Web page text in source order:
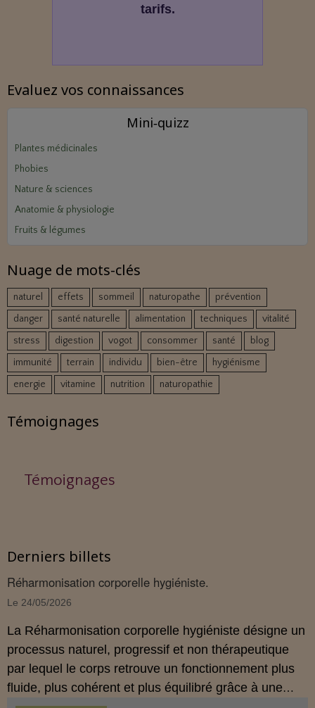
tarifs.
Evaluez vos connaissances
Mini‑quizz
Plantes médicinales
Phobies
Nature & sciences
Anatomie & physiologie
Fruits & légumes
Nuage de mots-clés
naturel effets sommeil naturopathe
prévention
danger
santé naturelle alimentation techniques
vitalité
stress
digestion vogot consommer santé
blog
immunité
terrain individu bien-être
hygiénisme
energie
vitamine nutrition naturopathie
Témoignages
Témoignages
Derniers billets
Réharmonisation corporelle hygiéniste.
Le 24/05/2026
La Réharmonisation corporelle hygiéniste désigne un
processus naturel, progressif et non thérapeutique
par lequel le corps retrouve un fonctionnement plus
fluide, plus cohérent et plus équilibré grâce à une